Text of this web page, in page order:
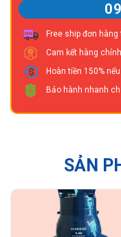
Free ship đơn hàng
Cam kết hàng
Hoàn tiền 150%
Bảo hành nhanh
SẢN